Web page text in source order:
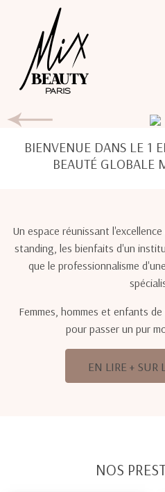
BIENVENUE DANS LE 1
BEAUTÉ GLOBALE
Un espace réunissant
standing, les bienfaits d'un
que le professionnalisme
Femmes, hommes et enfants
pour passer un pur
EN LIRE + SUR
NOS